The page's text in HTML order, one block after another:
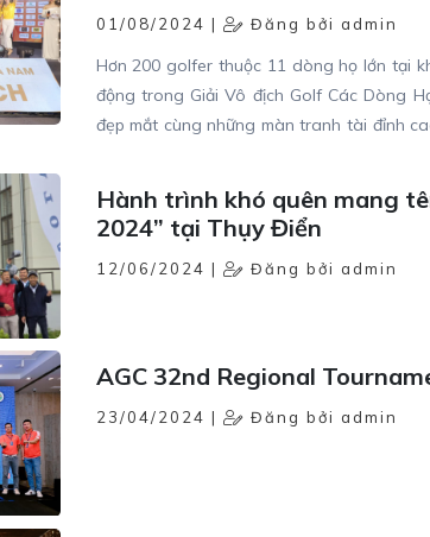
01/08/2024 | Đăng bởi admin
Hơn 200 golfer thuộc 11 dòng họ lớn tại
động trong Giải Vô địch Golf Các Dòng
đẹp mắt cùng những màn tranh tài đỉnh
Hành trình khó quên mang
2024” tại Thụy Điển
12/06/2024 | Đăng bởi admin
AGC 32nd Regional
23/04/2024 | Đăng bởi admin